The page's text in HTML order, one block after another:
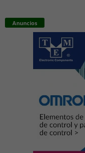
Anuncios